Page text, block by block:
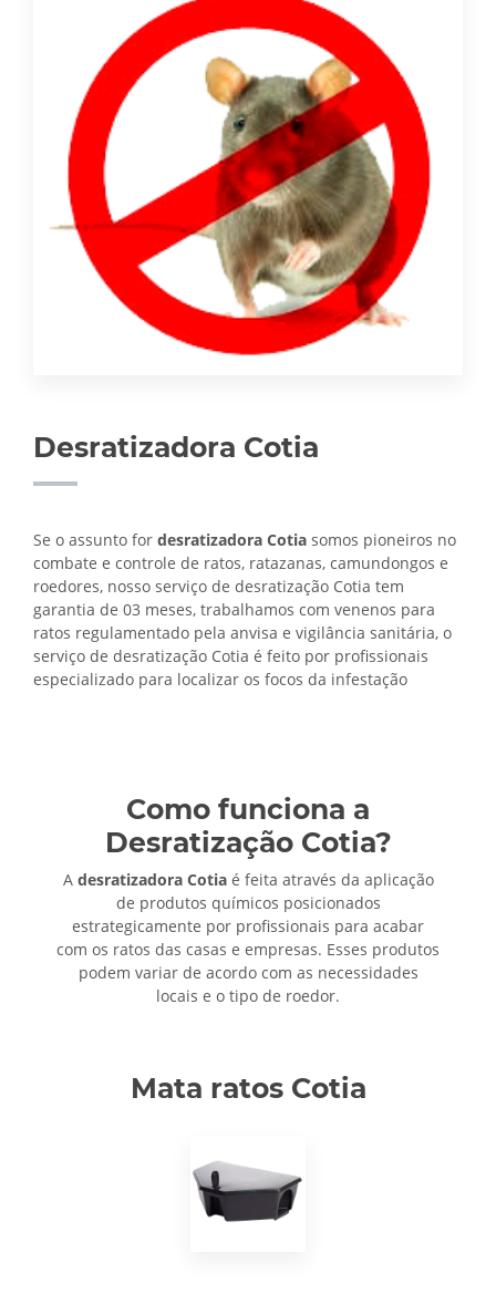
Desratizadora Cotia
Se o assunto for desratizadora Cotia somos pioneiros no
combate e controle de ratos, ratazanas, camundongos e
roedores, nosso serviço de desratização Cotia tem
garantia de 03 meses, trabalhamos com venenos para
ratos regulamentado pela anvisa e vigilância sanitária, o
serviço de desratização Cotia é feito por profissionais
especializado para localizar os focos da infestação
Como funciona a
Desratização Cotia?
A desratizadora Cotiaé feita através da aplicação
de produtos químicos posicionados
estrategicamente por profissionais para acabar
com os ratos das casas e empresas. Esses produtos
podem variar de acordo com as necessidades
locais e o tipo de roedor.
Mata ratos Cotia